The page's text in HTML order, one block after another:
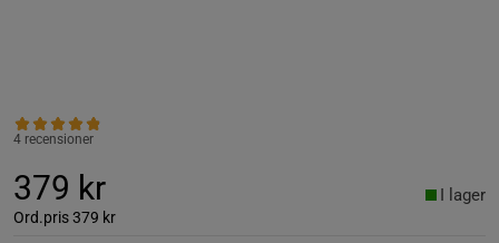
4 recensioner
379 kr
Ord.pris379 kr
I lager